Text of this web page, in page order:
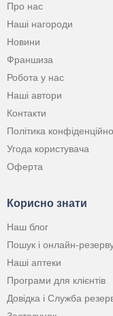
Про нас
Наші нагороди
Новини
Франшиза
Робота у нас
Наші автори
Контакти
Політика
Угода користувача
Оферта
Корисно знати
Наш блог
Пошук і онлайн-
Наші аптеки
Програми для клієнтів
Довідка і Служба